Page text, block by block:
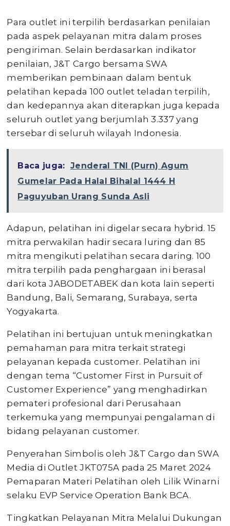
Para outlet ini terpilih berdasarkan penilaian
pada aspek pelayanan mitra dalam proses
pengiriman. Selain berdasarkan indikator
penilaian, J&T Cargo bersama SWA
memberikan pembinaan dalam bentuk
pelatihan kepada 100 outlet teladan terpilih,
dan kedepannya akan diterapkan juga kepada
seluruh outlet yang berjumlah 3.337 yang
tersebar di seluruh wilayah Indonesia.
Baca juga: Jenderal TNI (Purn) Agum
Gumelar Pada Halal Bihalal 1444 H
Paguyuban Urang Sunda Asli
Adapun, pelatihan ini digelar secara hybrid. 15
mitra perwakilan hadir secara luring dan 85
mitra mengikuti pelatihan secara daring. 100
mitra terpilih pada penghargaan ini berasal
dari kota JABODETABEK dan kota lain seperti
Bandung, Bali, Semarang, Surabaya, serta
Yogyakarta.
Pelatihan ini bertujuan untuk meningkatkan
pemahaman para mitra terkait strategi
pelayanan kepada customer. Pelatihan ini
dengan tema “Customer First in Pursuit of
Customer Experience” yang menghadirkan
pemateri profesional dari Perusahaan
terkemuka yang mempunyai pengalaman di
bidang pelayanan customer.
Penyerahan Simbolis oleh J&T Cargo dan SWA
Media di Outlet JKT075A pada 25 Maret 2024
Pemaparan Materi Pelatihan oleh Lilik Winarni
selaku EVP Service Operation Bank BCA.
Tingkatkan Pelayanan Mitra Melalui Dukungan